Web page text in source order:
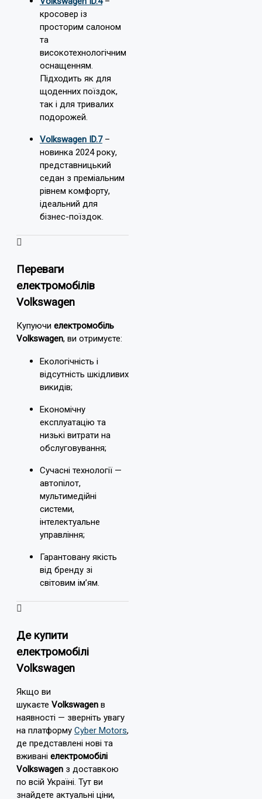
кросовер із
просторим салоном
та
високотехнологічним
оснащенням.
Підходить як для
щоденних поїздок,
так і для тривалих
подорожей.
Volkswagen ID.7–
новинка 2024 року,
представницький
седан з преміальним
рівнем комфорту,
ідеальний для
бізнес-поїздок.
Переваги
електромобілів
Volkswagen
Купуючи електромобіль
Volkswagen, ви отримуєте:
Екологічність і
відсутність шкідливих
викидів;
Економічну
експлуатацію та
низькі витрати на
обслуговування;
Сучасні технології —
автопілот,
мультимедійні
системи,
інтелектуальне
управління;
Гарантовану якість
від бренду зі
світовим ім’ям.
Де купити
електромобілі
Volkswagen
Якщо ви
шукаєте Volkswagen в
наявності — зверніть увагу
на платформу Cyber Motors,
де представлені нові та
вживані електромобілі
Volkswagen з доставкою
по всій Україні. Тут ви
знайдете актуальні ціни,